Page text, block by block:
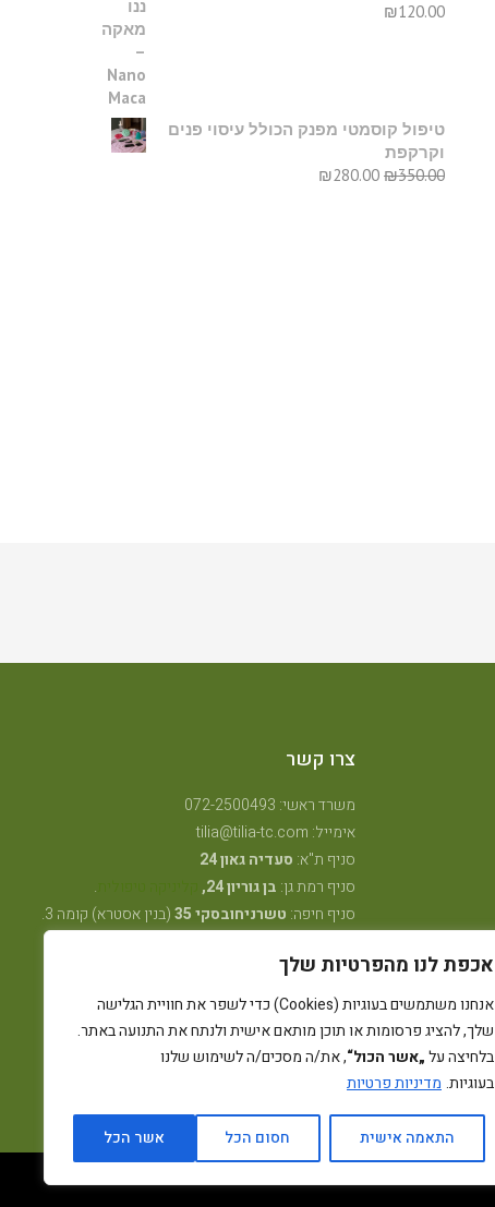
אכפת לנו מהפרטיות שלך
אנחנו משתמשים בעוגיות (Cookies) כדי לשפר את חוויית הגלישה
שלך, להציג פרסומות או תוכן מותאם אישית ולנתח את התנועה באתר.
בלחיצה על„אשר הכול“, את/ה מסכים/ה לשימוש שלנו
בעוגיות. מדיניות פרטיות
התאמה אישית חסום הכל אשר הכל
₪120.00
טיפול קוסמטי מפנק הכולל עיסוי פנים
וקרקפת
₪350.00
₪280.00
צרו קשר
משרד ראשי: 072-2500493
אימייל: tilia@tilia-tc.com
סניף ת"א: סעדיה גאון 24
סניף רמת גן: בן גוריון 24,
.
סניף חיפה: טשרניחובסקי 35
(בנין אסטרא) קומה 3.
פילאטיס)
סניף קיבוץ אלונים:ליד מרכז אלון(בבית הדורות)
סניף באר שבע: מרדכי מקלף 62 (מאוחדת שכונה ו׳
החדשה)